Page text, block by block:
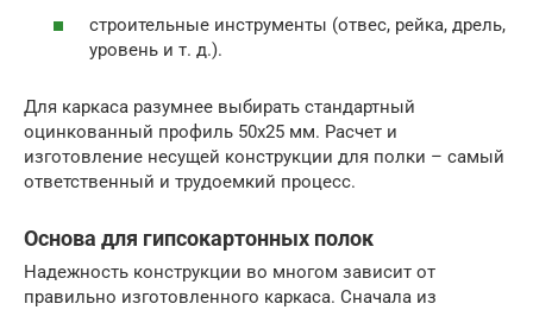
строительные инструменты (отвес, рейка, дрель,
уровень и т. д.).
Для каркаса разумнее выбирать стандартный
оцинкованный профиль 50х25 мм. Расчет и
изготовление несущей конструкции для полки – самый
ответственный и трудоемкий процесс.
Основа для гипсокартонных полок
Надежность конструкции во многом зависит от
правильно изготовленного каркаса. Сначала из